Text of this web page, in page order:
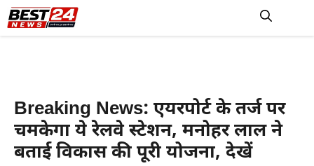
Skip
to
Breaking News: एयरपोर्ट के तर्ज पर
चमकेगा ये रेलवे स्टेशन, मनोहर लाल ने
बताई विकास की पूरी योजना, देखें